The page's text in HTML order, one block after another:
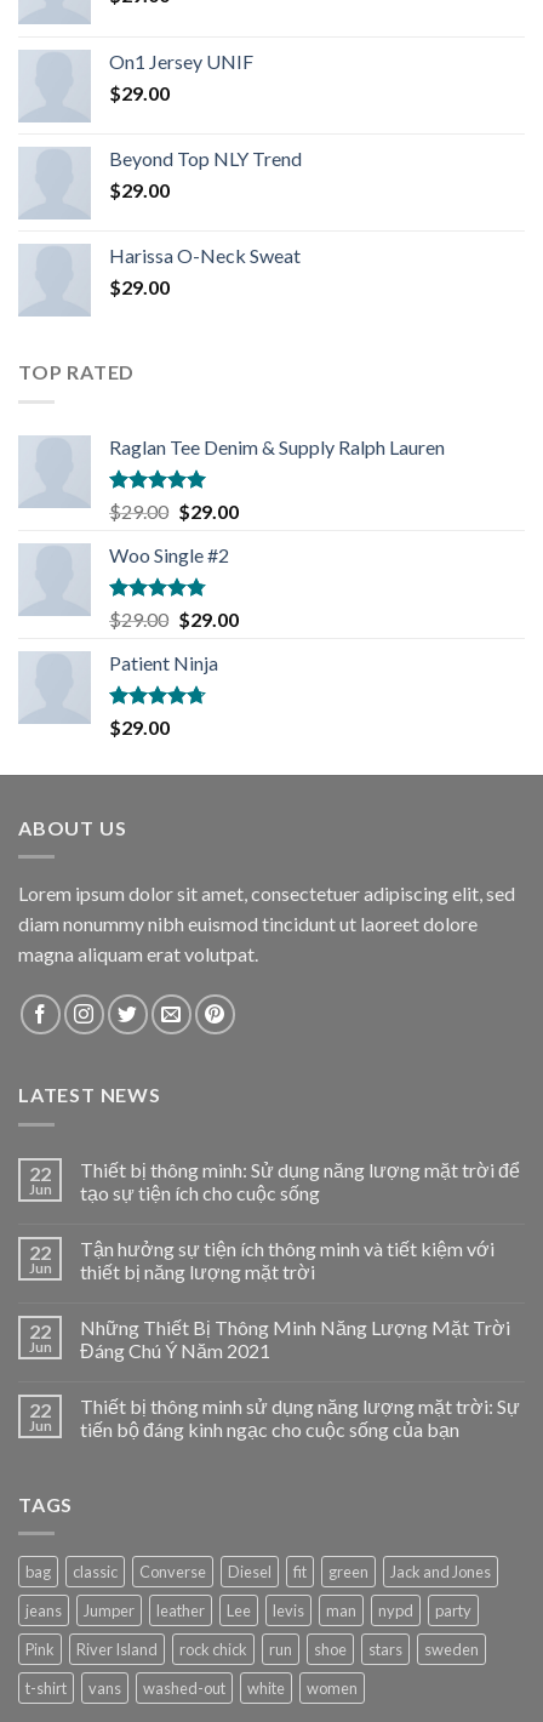
On1 Jersey UNIF
$29.00
Beyond Top NLY Trend
$29.00
Harissa O-Neck Sweat
$29.00
TOP RATED
Raglan Tee Denim & Supply Ralph Lauren
Rated5.00
out of 5
$29.00 $29.00
Woo Single #2
Rated4.75
out of 5
$29.00 $29.00
Patient Ninja
Rated4.67
out of 5
$29.00
ABOUT US
Lorem ipsum dolor sit amet, consectetuer adipiscing elit, sed
diam nonummy nibh euismod tincidunt ut laoreet dolore
magna aliquam erat volutpat.
LATEST NEWS
22
Jun
Thiết bị thông minh: Sử dụng năng lượng mặt trời để
tạo sự tiện ích cho cuộc sống
22
Jun
Tận hưởng sự tiện ích thông minh và tiết kiệm với
thiết bị năng lượng mặt trời
22
Jun
Những Thiết Bị Thông Minh Năng Lượng Mặt Trời
Đáng Chú Ý Năm 2021
22
Jun
Thiết bị thông minh sử dụng năng lượng mặt trời: Sự
tiến bộ đáng kinh ngạc cho cuộc sống của bạn
TAGS
bag classic Converse Diesel fit green
Jack and Jones
jeans
Jumper leather Lee levis man nypd
party
Pink
River Island rock chick run shoe stars
sweden
t-shirt
vans washed-out white women